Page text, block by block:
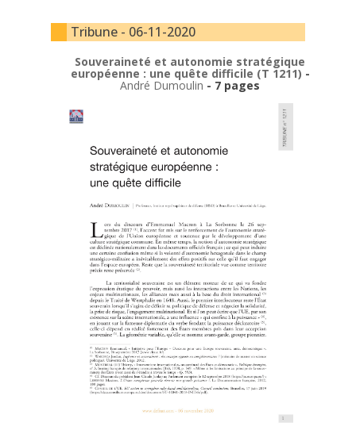
Tribune - 06-11-2020
Souveraineté et autonomie stratégique
européenne : une quête difficile (T 1211) -
André Dumoulin - 7 pages